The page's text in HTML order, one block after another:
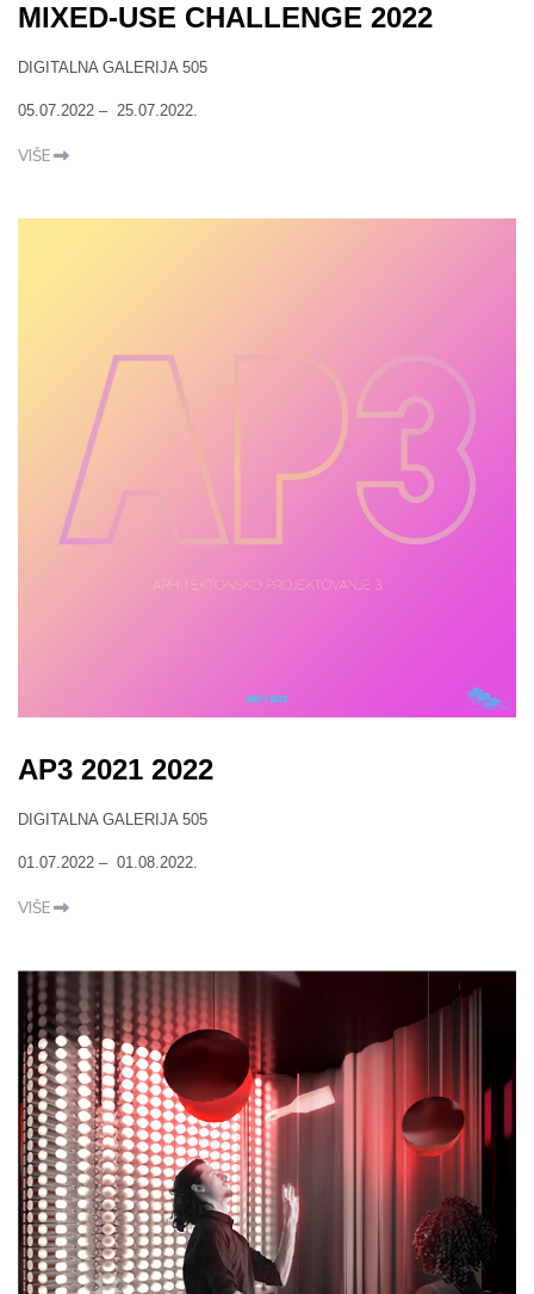
MIXED-USE CHALLENGE 2022
DIGITALNA GALERIJA 505
05.07.2022 – 25.07.2022.
VIŠE
AP3 2021 2022
DIGITALNA GALERIJA 505
01.07.2022 – 01.08.2022.
VIŠE